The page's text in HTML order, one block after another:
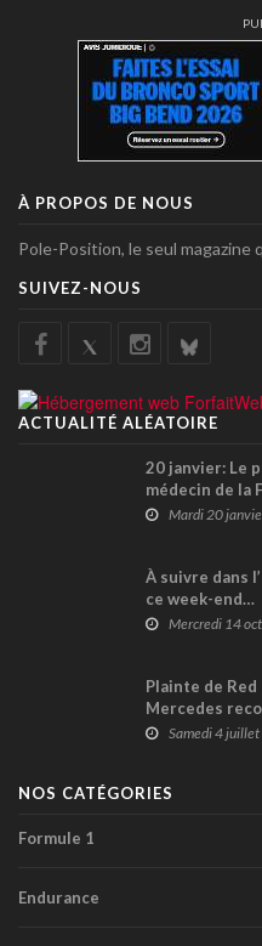
À PROPOS DE NOUS
Pole-Position, le seul
SUIVEZ-NOUS
ACTUALITÉ ALÉATOIRE
20 janvier: Le
médecin de la
Mardi 20
À suivre dans
ce week-end…
Mercredi 14
Plainte de
Mercedes
Samedi 4
NOS CATÉGORIES
Formule 1
Endurance